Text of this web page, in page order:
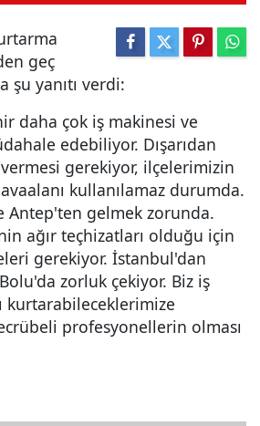
geç
şu yanıtı verdi:
daha çok iş makinesi ve
edebiliyor. Dışarıdan
gerekiyor, ilçelerimizin
kullanılamaz durumda.
Antep'ten gelmek zorunda.
ağır teçhizatları olduğu için
gerekiyor. İstanbul'dan
zorluk çekiyor. Biz iş
kurtarabileceklerimize
profesyonellerin olması